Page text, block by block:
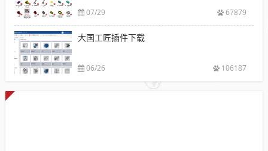
07/29 67879
大国工匠插件下载
06/26 106187